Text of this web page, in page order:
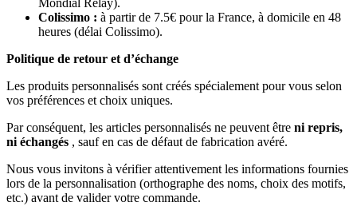
Mondial Relay).
Colissimo : à partir de 7.5€ pour la France, à domicile en 48
heures (délai Colissimo).
Politique de retour et d’échange
Les produits personnalisés sont créés spécialement pour vous selon
vos préférences et choix uniques.
Par conséquent, les articles personnalisés ne peuvent être ni repris,
ni échangés , sauf en cas de défaut de fabrication avéré.
Nous vous invitons à vérifier attentivement les informations fournies
lors de la personnalisation (orthographe des noms, choix des motifs,
etc.) avant de valider votre commande.